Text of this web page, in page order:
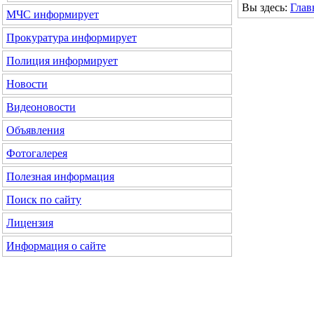
МЧС информирует
Прокуратура информирует
Полиция информирует
Новости
Видеоновости
Объявления
Фотогалерея
Полезная информация
Поиск по сайту
Лицензия
Информация о сайте
Вы здесь: